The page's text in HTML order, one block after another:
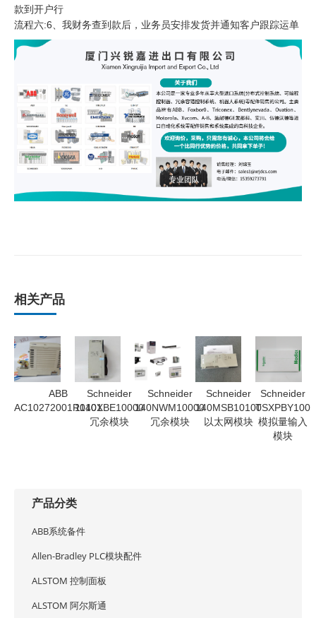
款到开户行
流程六:6、我财务查到款后，业务员安排发货并通知客户跟踪运单
相关产品
ABB
AC10272001R0101
Schneider
1140XBE10000
冗余模块
Schneider
140NWM10000
冗余模块
Schneider
140MSB10100
以太网模块
Schneider
TSXPBY100
模拟量输入
模块
产品分类
ABB系统备件
Allen-Bradley PLC模块配件
ALSTOM 控制面板
ALSTOM 阿尔斯通